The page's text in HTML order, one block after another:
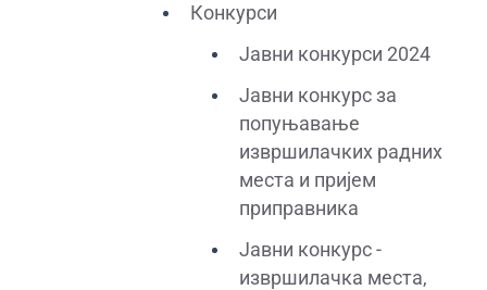
Конкурси
Јавни конкурси 2024
Јавни конкурс за
попуњавање
извршилачких радних
места и пријем
приправника
Јавни конкурс -
извршилачка места,